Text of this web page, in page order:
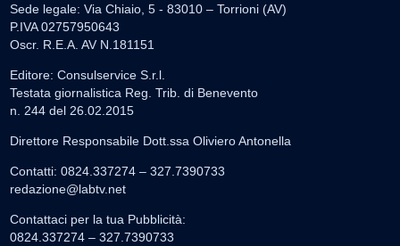
Sede legale: Via Chiaio, 5 - 83010 – Torrioni (AV)
P.IVA 02757950643
Oscr. R.E.A. AV N.181151
Editore: Consulservice S.r.l.
Testata giornalistica Reg. Trib. di Benevento
n. 244 del 26.02.2015
Direttore Responsabile Dott.ssa Oliviero Antonella
Contatti: 0824.337274 – 327.7390733
redazione@labtv.net
Contattaci per la tua Pubblicità:
0824.337274 – 327.7390733